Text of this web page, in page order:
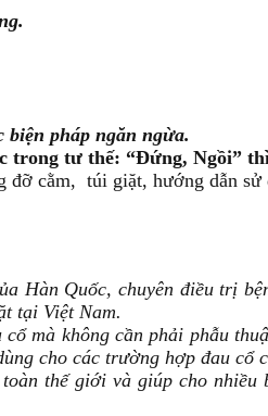
biện pháp ngăn ngừa.
trong tư thế: “Đứng, Ngồi”
đỡ cằm, túi giặt, hướng dẫn sử
Hàn Quốc, chuyên điều trị
tại Việt Nam.
mà không cần phải phẫu
cho các trường hợp đau cổ
thế giới và giúp cho